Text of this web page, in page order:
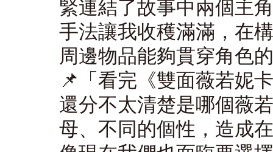
緊連結了故事中兩個主
手法讓我收穫滿滿，在
周邊物品能夠貫穿角色
📌 「看完《雙面薇若妮
還分不太清楚是哪個薇
母、不同的個性，造成